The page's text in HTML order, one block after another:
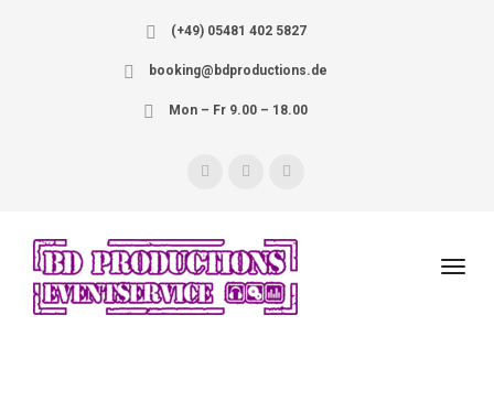
(+49) 05481 402 5827
booking@bdproductions.de
Mon – Fr 9.00 – 18.00